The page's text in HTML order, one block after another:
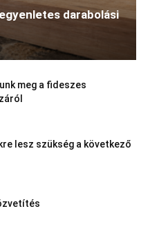
darabolási
meg a fideszes
lesz szükség a következő